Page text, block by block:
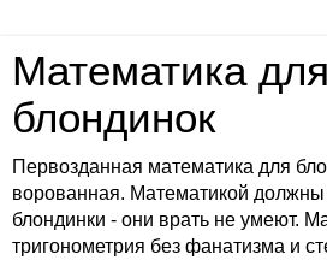
Математика для
блондинок
Первозданная математика для
ворованная. Математикой должны
блондинки - они врать не умеют.
тригонометрия без фанатизма и